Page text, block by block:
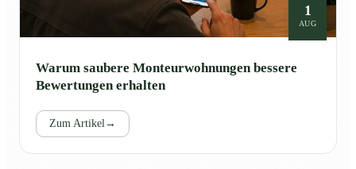
1
AUG
Warum saubere Monteurwohnungen bessere
Bewertungen erhalten
Zum Artikel→